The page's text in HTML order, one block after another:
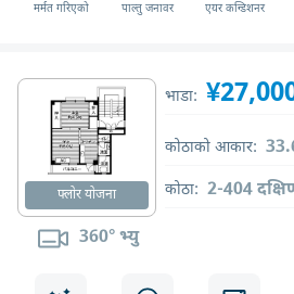
मर्मत गरिएको पाल्तु जनावर एयर कन्डिशनर
फ्लोर योजना
360° भ्यु
भाडा:
कोठाको आकार:
कोठा: 2-404